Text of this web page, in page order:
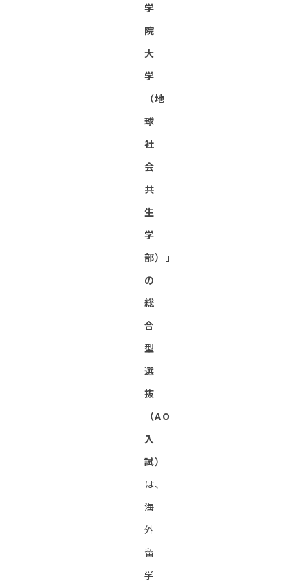
学
院
大
学
（地
球
社
会
共
生
学
部）」
の
総
合
型
選
抜
（AO
入
試）
は、
海
外
留
学